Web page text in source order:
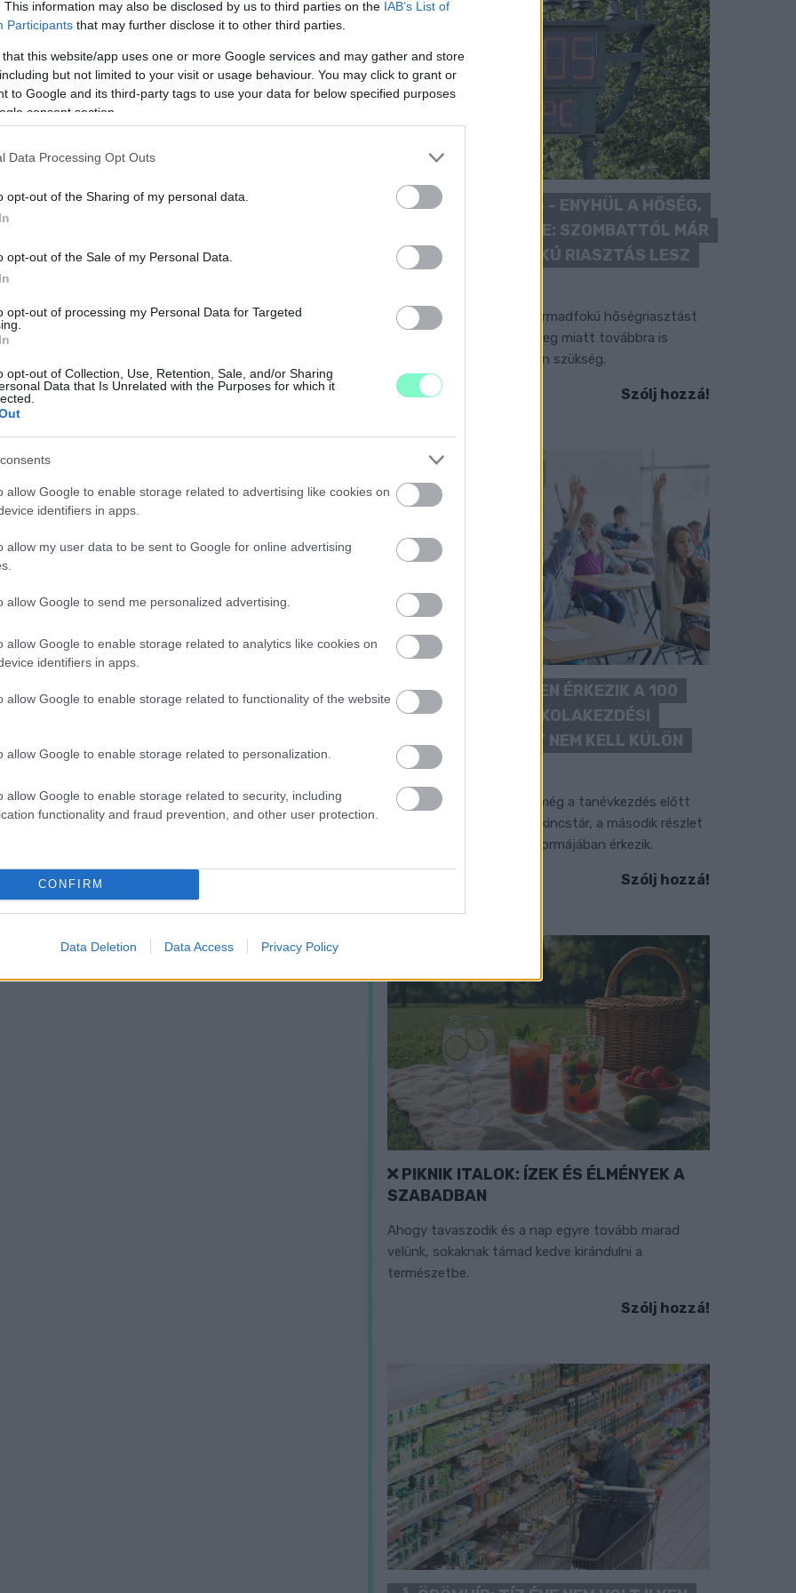
This information may also be disclosed by us to third parties on the IAB’s List of
Participants that may further disclose it to other third parties.
that this website/app uses one or more Google services and may gather and store
but not limited to your visit or usage behaviour. You may click to grant or
to Google and its third-party tags to use your data for below specified purposes
consent section.
Data Processing Opt Outs
opt-out of the Sharing of my personal data.
opt-out of the Sale of my Personal Data.
opt-out of processing my Personal Data for Targeted
opt-out of Collection, Use, Retention, Sale, and/or Sharing
Data that Is Unrelated with the Purposes for which it
allow Google to enable storage related to advertising like cookies on
identifiers in apps.
allow my user data to be sent to Google for online advertising
allow Google to send me personalized advertising.
allow Google to enable storage related to analytics like cookies on
identifiers in apps.
allow Google to enable storage related to functionality of the website
allow Google to enable storage related to personalization.
allow Google to enable storage related to security, including
functionality and fraud prevention, and other user protection.
CONFIRM
Data Deletion Data Access Privacy Policy
még a hatalmat ellenőrző hang, akkor
Nemzeti Újságírók Demokratikus
00000113-44920004.
Kft.
KÁNIKULA 2026 - ENYHÜL A HŐSÉG,
DE MÉG NINCS VÉGE: SZOMBATTÓL MÁR
“CSAK” MÁSODFOKÚ RIASZTÁS LESZ
A július vége óta tartó harmadfokú hőségriasztást
mérséklik, de a tartós meleg miatt továbbra is
fokozott óvatosságra van szükség.
Szólj hozzá!
KÉT RÉSZLETBEN ÉRKEZIK A 100
EZER FORINTOS ISKOLAKEZDÉSI
TÁMOGATÁS, AMIT NEM KELL KÜLÖN
IGÉNYELNI
Az első 50 ezer forintot még a tanévkezdés előtt
folyósítja a Magyar Államkincstár, a második részlet
novemberben, utalvány formájában érkezik.
Szólj hozzá!
PIKNIK ITALOK: ÍZEK ÉS ÉLMÉNYEK A
SZABADBAN
Ahogy tavaszodik és a nap egyre tovább marad
velünk, sokaknak támad kedve kirándulni a
természetbe.
Szólj hozzá!